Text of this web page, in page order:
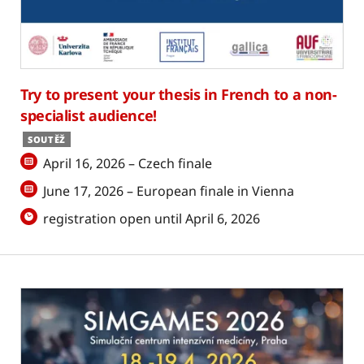
Try to present your thesis in French to a non-
specialist audience!
SOUTĚŽ
April 16, 2026 – Czech finale
June 17, 2026 – European finale in Vienna
registration open until April 6, 2026